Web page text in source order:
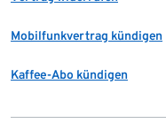
Mobilfunkvertrag kündigen
Kaffee-Abo kündigen